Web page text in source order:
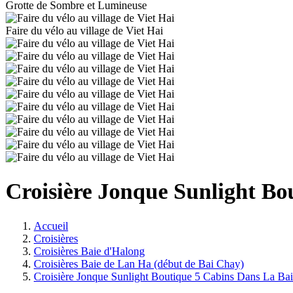
Grotte de Sombre et Lumineuse
Faire du vélo au village de Viet Hai
Croisière Jonque Sunlight
Accueil
Croisières
Croisières Baie d'Halong
Croisières Baie de Lan Ha (début de Bai Chay)
Croisière Jonque Sunlight Boutique 5 Cabins Dans La